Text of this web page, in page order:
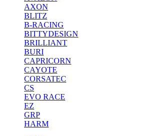
AXON
BLITZ
B-RACING
BITTYDESIGN
BRILLIANT
BURI
CAPRICORN
CAYOTE
CORSATEC
CS
EVO RACE
EZ
GRP
HARM